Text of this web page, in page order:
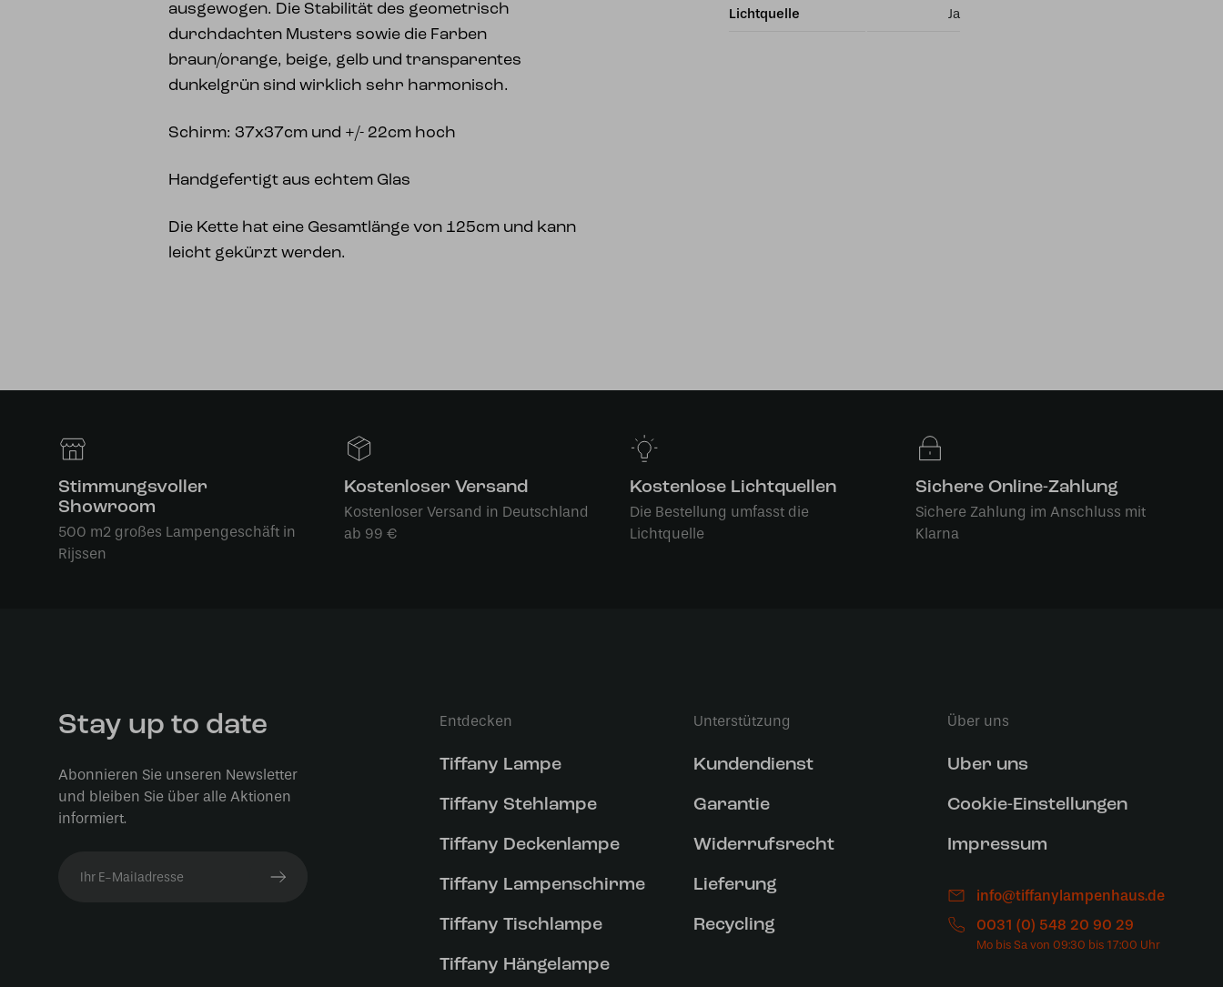
ausgewogen. Die Stabilität des geometrisch
durchdachten Musters sowie die Farben
braun/orange, beige, gelb und transparentes
dunkelgrün sind wirklich sehr harmonisch.
Schirm: 37x37cm und +/- 22cm hoch
Handgefertigt aus echtem Glas
Die Kette hat eine Gesamtlänge von 125cm und kann
leicht gekürzt werden.
Lichtquelle Ja
Stimmungsvoller
Showroom
500 m2 großes Lampengeschäft in
Rijssen
Kostenloser Versand
Kostenloser Versand in Deutschland
ab 99 €
Kostenlose Lichtquellen
Die Bestellung umfasst die
Lichtquelle
Sichere Online-Zahlung
Sichere Zahlung im Anschluss mit
Klarna
Stay up to date
Abonnieren Sie unseren Newsletter
und bleiben Sie über alle Aktionen
informiert.
Entdecken
Tiffany Lampe
Tiffany Stehlampe
Tiffany Deckenlampe
Tiffany Lampenschirme
Tiffany Tischlampe
Tiffany Hängelampe
Unterstützung
Kundendienst
Garantie
Widerrufsrecht
Lieferung
Recycling
Über uns
Uber uns
Cookie-Einstellungen
Impressum
info@tiffanylampenhaus.de
0031 (0) 548 20 90 29